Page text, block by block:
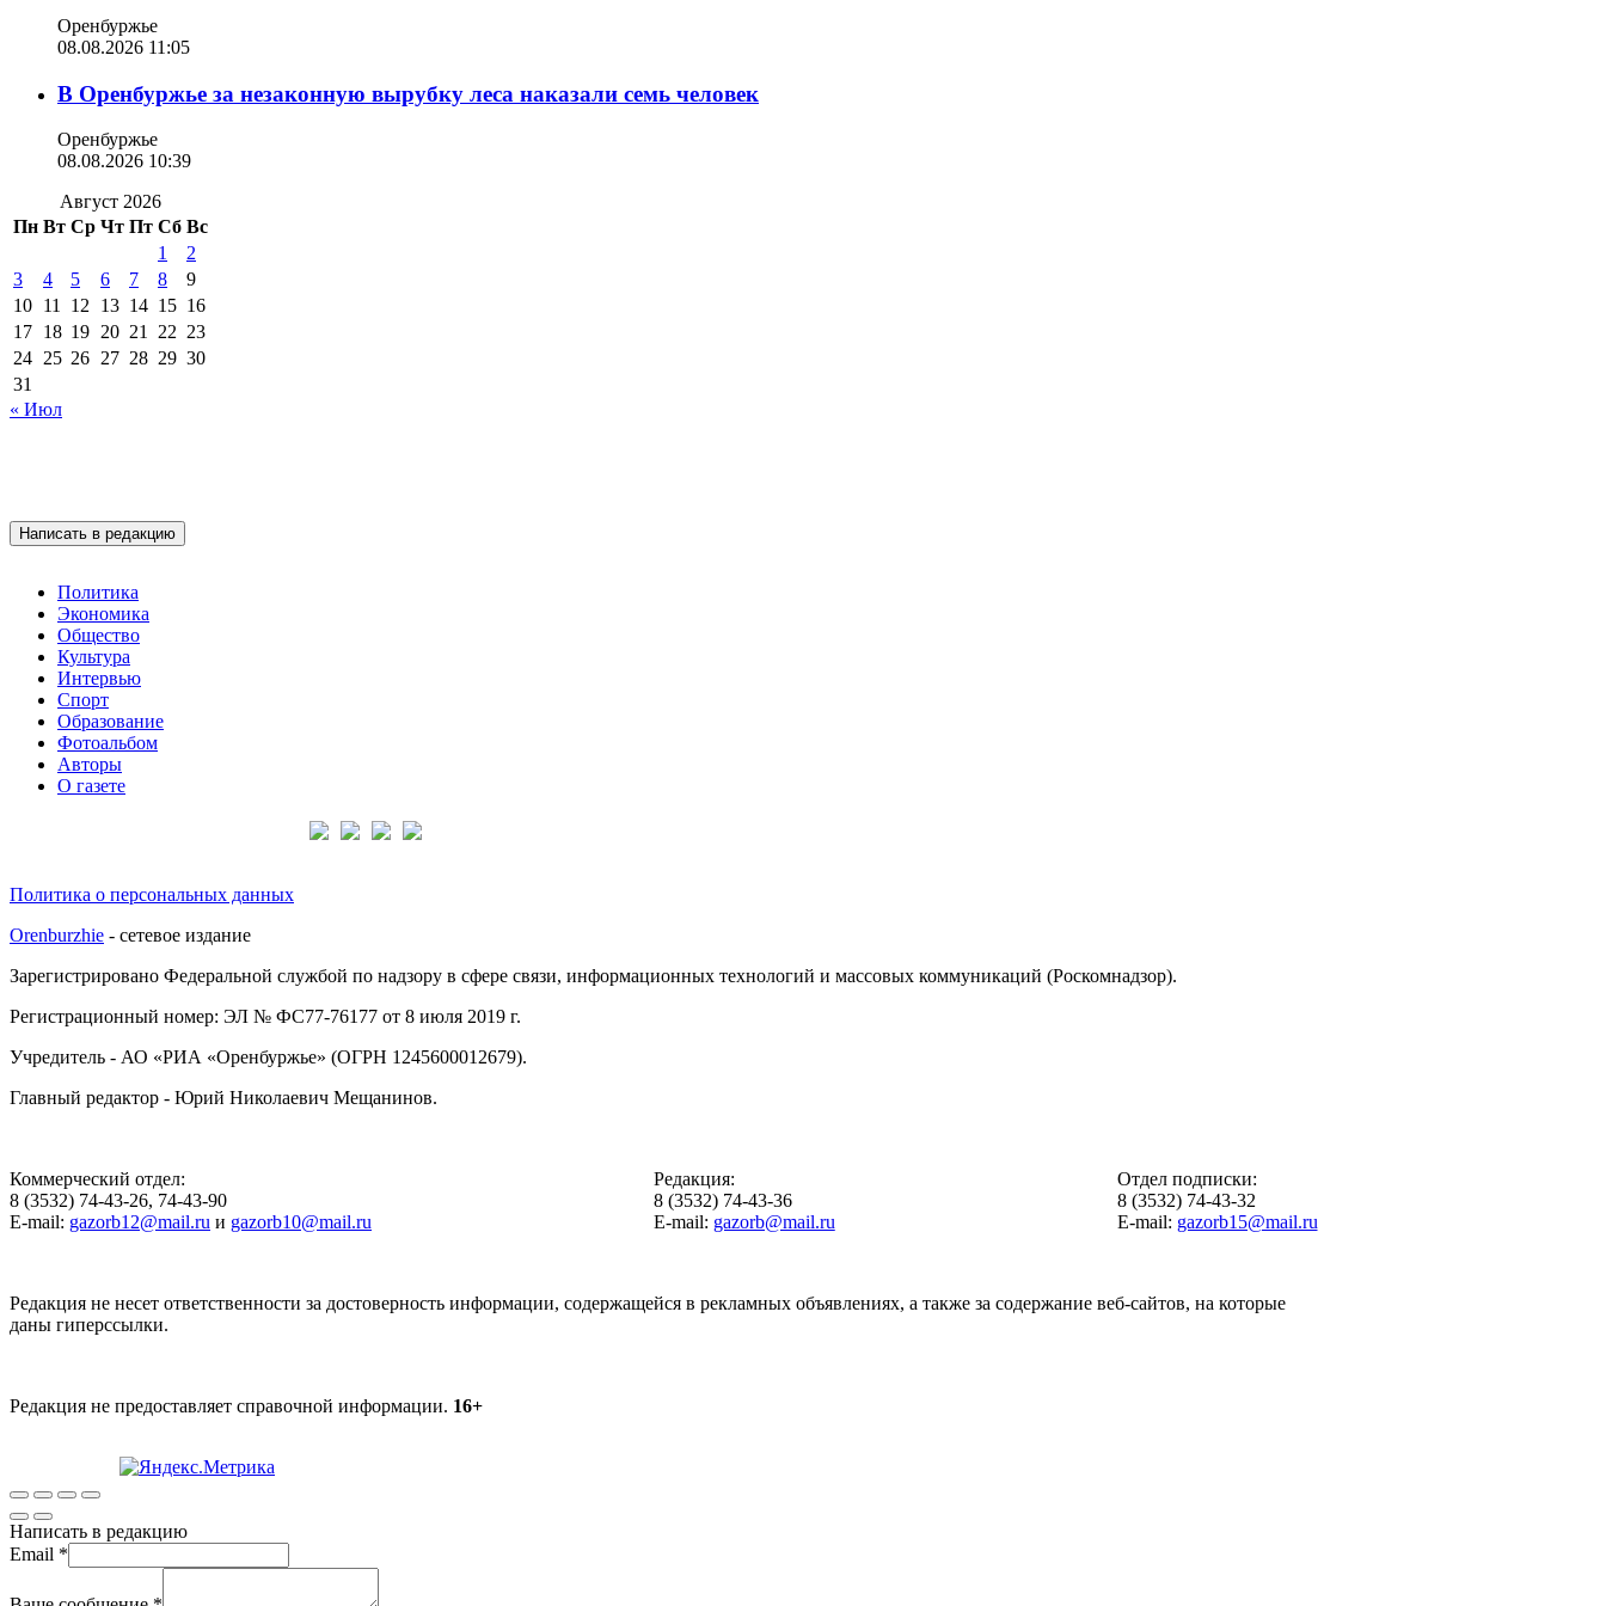
Оренбуржье
08.08.2026 11:05
В Оренбуржье за незаконную вырубку леса наказали семь человек
Оренбуржье
08.08.2026 10:39
Август 2026
Пн Вт Ср Чт Пт Сб Вс
1
2
3
4 5 6 7 8
9
10 11 12 13 14 15 16
17 18 19 20 21 22 23
24 25 26 27 28 29 30
31
« Июл
Написать в редакцию
Политика
Экономика
Общество
Культура
Интервью
Спорт
Образование
Фотоальбом
Авторы
О газете
Политика о персональных данных
Orenburzhie - сетевое издание
Зарегистрировано Федеральной службой по надзору в сфере связи, информационных технологий и массовых коммуникаций (Роскомнадзор).
Регистрационный номер: ЭЛ № ФС77-76177 от 8 июля 2019 г.
Учредитель - АО «РИА «Оренбуржье» (ОГРН 1245600012679).
Главный редактор - Юрий Николаевич Мещанинов.
Коммерческий отдел:
8 (3532) 74-43-26, 74-43-90
E-mail: gazorb12@mail.ru и gazorb10@mail.ru
Редакция:
8 (3532) 74-43-36
E-mail: gazorb@mail.ru
Отдел подписки:
8 (3532) 74-43-32
E-mail: gazorb15@mail.ru
Редакция не несет ответственности за достоверность информации, содержащейся в рекламных объявлениях, а также за содержание веб-сайтов, на которые
даны гиперссылки.
Редакция не предоставляет справочной информации. 16+
Написать в редакцию
Email *